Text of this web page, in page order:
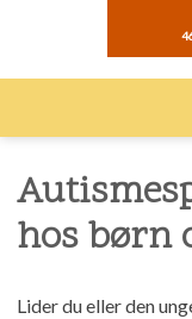
hos børn
Lider du eller den